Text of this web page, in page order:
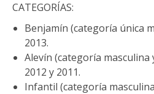
CATEGORÍAS:
Benjamín (categoría única
2013.
Alevín (categoría masculina
2012 y 2011.
Infantil (categoría